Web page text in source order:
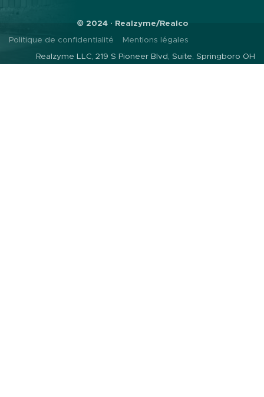
© 2024 · Realzyme/Realco
Politique de confidentialité
Mentions légales
Realzyme LLC, 219 S Pioneer Blvd, Suite, Springboro OH